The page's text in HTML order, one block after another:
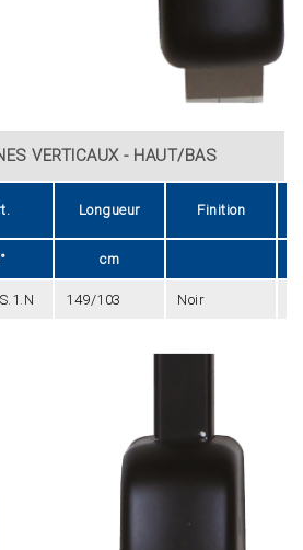
VERTICAUX - HAUT/BAS
Longueur Finition
cm
149/103 Noir